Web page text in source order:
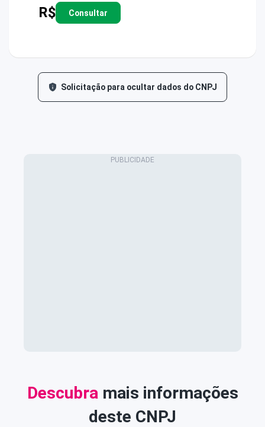
R$ Consultar
Solicitação para ocultar dados do CNPJ
Descubramais informações
deste CNPJ